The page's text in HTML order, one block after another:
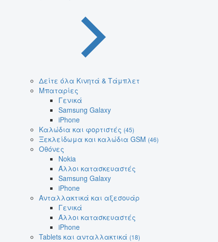
Δείτε όλα Κινητά & Τάμπλετ
Μπαταρίες
Γενικά
Samsung Galaxy
iPhone
Καλώδια και φορτιστές (45)
Ξεκλείδωμα και καλώδια GSM (46)
Οθόνες
Nokia
Άλλοι κατασκευαστές
Samsung Galaxy
iPhone
Ανταλλακτικά και αξεσουάρ
Γενικά
Άλλοι κατασκευαστές
iPhone
Tablets και ανταλλακτικά (18)